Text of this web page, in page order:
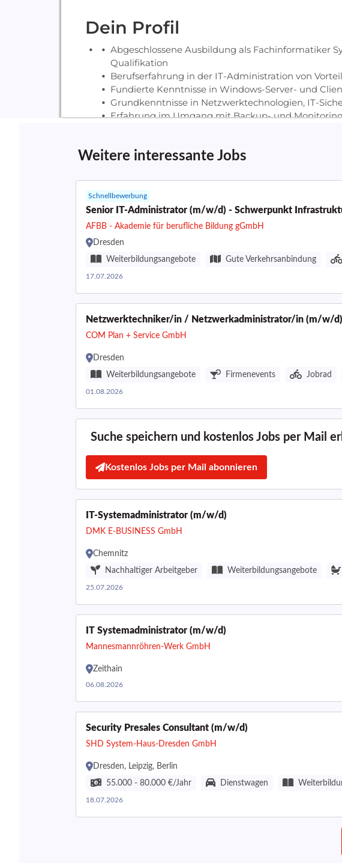
Weitere interessante Jobs
Schnellbewerbung
Senior IT-Administrator (m/w/d) - Schwerpunkt
AFBB - Akademie für berufliche Bildung gGmbH
Dresden
Weiterbildungsangebote
Gute Verkehrsanbindung
17.07.2026
Netzwerktechniker/in / Netzwerkadministrator/in (m/w/d)
COM Plan + Service GmbH
Dresden
Weiterbildungsangebote
Firmenevents Jobrad
01.08.2026
Suche speichern und kostenlos Jobs per Mail
Kostenlos Jobs per Mail abonnieren
IT-Systemadministrator (m/w/d)
DMK E-BUSINESS GmbH
Chemnitz
Nachhaltiger Arbeitgeber
Weiterbildungsangebote
25.07.2026
IT Systemadministrator (m/w/d)
Mannesmannröhren-Werk GmbH
Zeithain
06.08.2026
Security Presales Consultant (m/w/d)
SHD System-Haus-Dresden GmbH
Dresden, Leipzig, Berlin
55.000 - 80.000 €/Jahr
Dienstwagen
18.07.2026